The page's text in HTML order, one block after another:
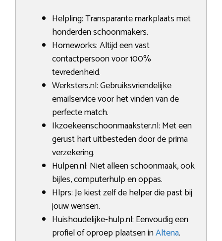
Helpling: Transparante markplaats met
honderden schoonmakers.
Homeworks: Altijd een vast
contactpersoon voor 100%
tevredenheid.
Werksters.nl: Gebruiksvriendelijke
emailservice voor het vinden van de
perfecte match.
Ikzoekeenschoonmaakster.nl: Met een
gerust hart uitbesteden door de prima
verzekering.
Hulpen.nl: Niet alleen schoonmaak, ook
bijles, computerhulp en oppas.
Hlprs: Je kiest zelf de helper die past bij
jouw wensen.
Huishoudelijke-hulp.nl: Eenvoudig een
profiel of oproep plaatsen inAltena.